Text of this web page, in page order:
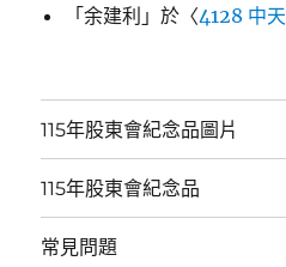
「余建利 」於〈4128 中天
115年股東會紀念品圖片
115年股東會紀念品
常見問題